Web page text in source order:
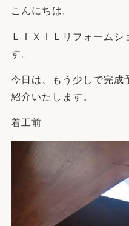
こんにちは。
ＬＩＸＩＬリフォーム
す。
今日は、もう少しで完成
紹介いたします。
着工前